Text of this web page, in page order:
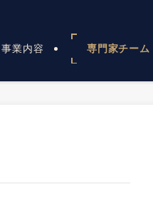
事業内容 専門家チーム